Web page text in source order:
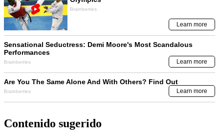
Contenido sugerido